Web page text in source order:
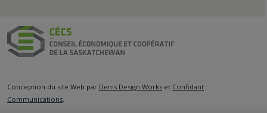
Conception du site Web par Denis Design Works et Confidant
Communications